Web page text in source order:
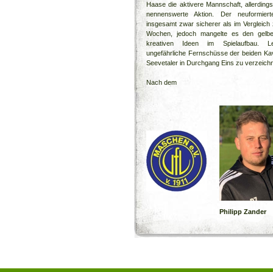
Haase die aktivere Mannschaft,
nennenswerte Aktion. Der
insgesamt zwar sicherer als im Vergleich
Wochen, jedoch mangelte es den
kreativen Ideen im Spielaufbau.
ungefährliche Fernschüsse der beiden
Seevetaler in Durchgang Eins zu
Nach dem
Philipp Zander